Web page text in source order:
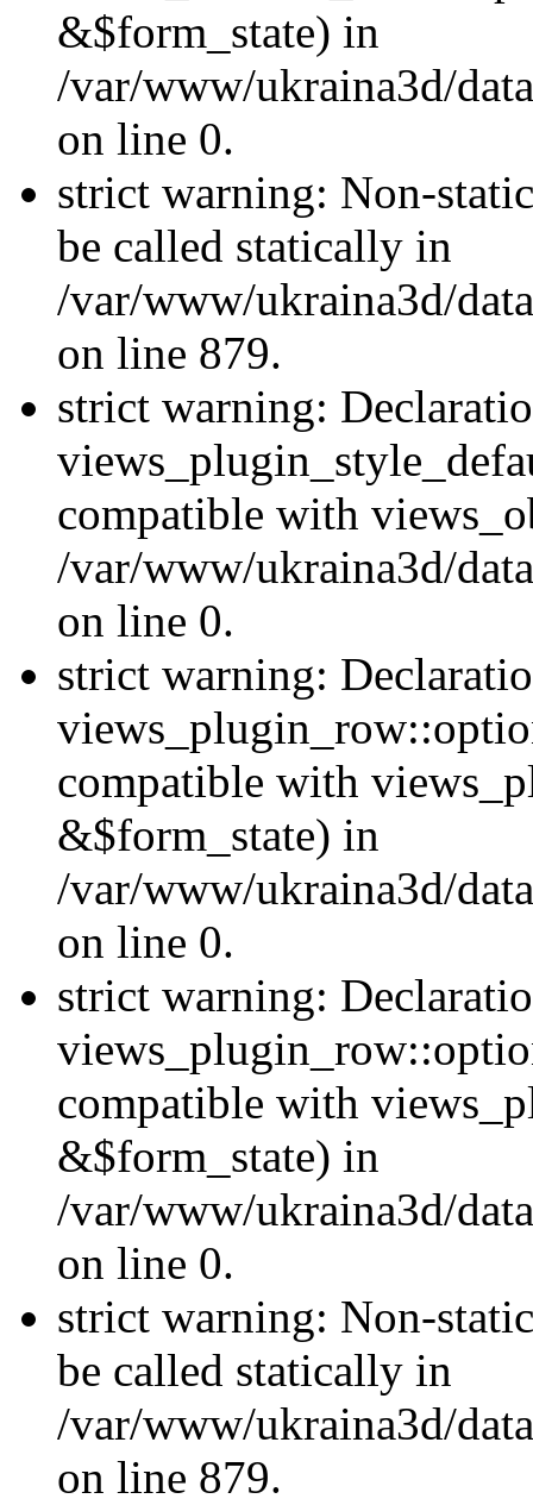
&$form_state) in
/var/www/ukraina3d/
on line 0.
strict warning: Non-
be called statically in
/var/www/ukraina3d/
on line 879.
strict warning:
compatible with
/var/www/ukraina3d/
on line 0.
strict warning:
compatible with
&$form_state) in
/var/www/ukraina3d/
on line 0.
strict warning:
compatible with
&$form_state) in
/var/www/ukraina3d/
on line 0.
strict warning: Non-
be called statically in
/var/www/ukraina3d/
on line 879.